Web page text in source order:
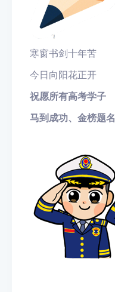
寒窗书剑十年苦
今日向阳花正开
祝愿所有高考学子
马到成功、金榜题名